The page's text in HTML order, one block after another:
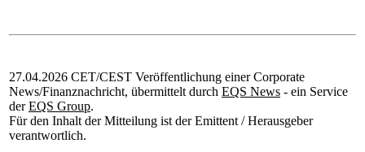
27.04.2026 CET/CEST Veröffentlichung einer Corporate
News/Finanznachricht, übermittelt durch EQS News - ein Service
derEQS Group.
Für den Inhalt der Mitteilung ist der Emittent / Herausgeber
verantwortlich.